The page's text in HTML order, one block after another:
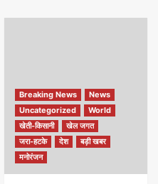
Breaking News
News
Uncategorized
World
खेती-किसानी
खेल जगत
जरा-हटके
देश
बड़ी खबर
मनोरंजन